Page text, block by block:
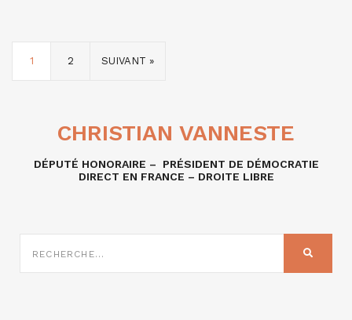
1 2 SUIVANT »
CHRISTIAN VANNESTE
DÉPUTÉ HONORAIRE – PRÉSIDENT DE DÉMOCRATIE
DIRECT EN FRANCE – DROITE LIBRE
SUR